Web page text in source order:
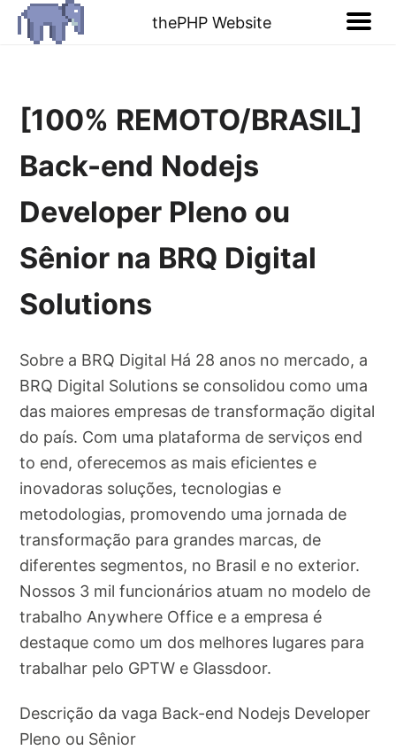
thePHP Website
[100% REMOTO/BRASIL]
Back-end Nodejs
Developer Pleno ou
Sênior na BRQ Digital
Solutions
Sobre a BRQ Digital Há 28 anos no mercado, a
BRQ Digital Solutions se consolidou como uma
das maiores empresas de transformação digital
do país. Com uma plataforma de serviços end
to end, oferecemos as mais eficientes e
inovadoras soluções, tecnologias e
metodologias, promovendo uma jornada de
transformação para grandes marcas, de
diferentes segmentos, no Brasil e no exterior.
Nossos 3 mil funcionários atuam no modelo de
trabalho Anywhere Office e a empresa é
destaque como um dos melhores lugares para
trabalhar pelo GPTW e Glassdoor.
Descrição da vaga Back-end Nodejs Developer
Pleno ou Sênior